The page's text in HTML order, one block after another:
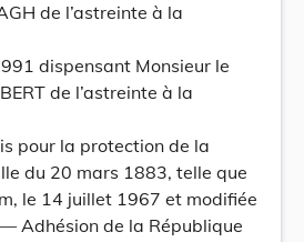
de l’astreinte à la
dispensant Monsieur le
de l’astreinte à la
pour la protection de la
du 20 mars 1883, telle que
le 14 juillet 1967 et modifiée
Adhésion de la République